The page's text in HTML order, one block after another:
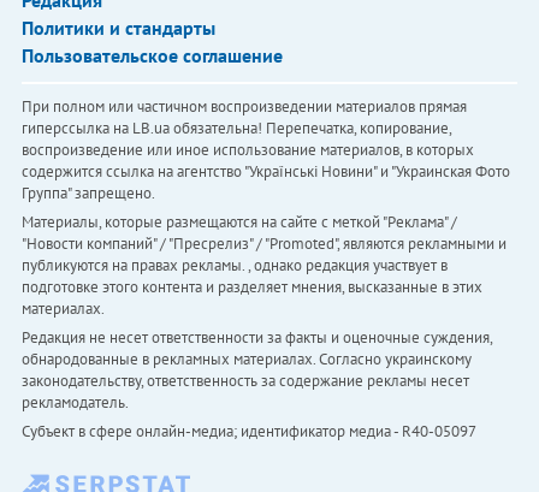
Политики и стандарты
Пользовательское соглашение
При полном или частичном воспроизведении материалов прямая
гиперссылка на LB.ua обязательна! Перепечатка, копирование,
воспроизведение или иное использование материалов, в которых
содержится ссылка на агентство "Українськi Новини" и "Украинская Фото
Группа" запрещено.
Материалы, которые размещаются на сайте с меткой "Реклама" /
"Новости компаний" / "Пресрелиз" / "Promoted", являются рекламными и
публикуются на правах рекламы. , однако редакция участвует в
подготовке этого контента и разделяет мнения, высказанные в этих
материалах.
Редакция не несет ответственности за факты и оценочные суждения,
обнародованные в рекламных материалах. Согласно украинскому
законодательству, ответственность за содержание рекламы несет
рекламодатель.
Субъект в сфере онлайн-медиа; идентификатор медиа - R40-05097